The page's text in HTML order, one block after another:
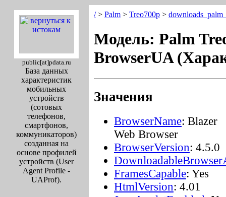
public[at]pdata.ru
База данных
характеристик
мобильных
устройств
(сотовых
телефонов,
смартфонов,
коммуникаторов)
созданная на
основе профилей
устройств (User
Agent Profile -
UAProf).
/> Palm > Treo700p >
Модель: Palm
BrowserUA
Значения
BrowserName: Blazer
Web Browser
BrowserVersion: 4.5.0
FramesCapable: Yes
HtmlVersion: 4.01